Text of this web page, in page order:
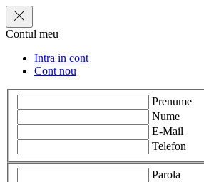
Contul meu
Intra in cont
Cont nou
Prenume
Nume
E-Mail
Telefon
Parola